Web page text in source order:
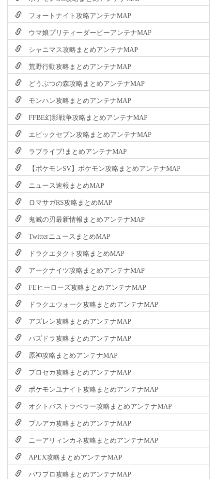
フォートナイト攻略アンテナMAP
ウマ娘プリティーダービーアンテナMAP
シャニマス攻略まとめアンテナMAP
荒野行動攻略まとめアンテナMAP
どうぶつの森攻略まとめアンテナMAP
モンハン攻略まとめアンテナMAP
FFBE幻影戦争攻略まとめアンテナMAP
エピックセブン攻略まとめアンテナMAP
ラブライブ!まとめアンテナMAP
【ポケモンSV】ポケモン攻略まとめアンテナMAP
ニュース速報まとめMAP
ロマサガRS攻略まとめMAP
鬼滅の刃最新情報まとめアンテナMAP
TwitterニュースまとめMAP
ドラクエタクト攻略まとめMAP
アークナイツ攻略まとめアンテナMAP
FEヒーローズ攻略まとめアンテナMAP
ドラクエウォーク攻略まとめアンテナMAP
アズレン攻略まとめアンテナMAP
パズドラ攻略まとめアンテナMAP
原神攻略まとめアンテナMAP
プロセカ攻略まとめアンテナMAP
ポケモンユナイト攻略まとめアンテナMAP
オクトパストラベラー攻略まとめアンテナMAP
ブルアカ攻略まとめアンテナMAP
ニーアリィンカネ攻略まとめアンテナMAP
APEX攻略まとめアンテナMAP
パワプロ攻略まとめアンテナMAP